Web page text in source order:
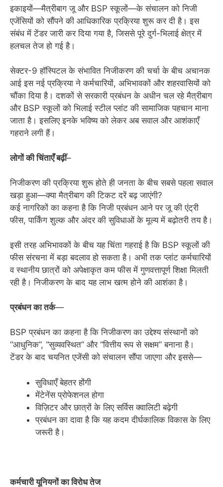
इकाइयों—मैत्रीबाग जू और BSP स्कूलों—के संचालन को निजी
एजेंसियों को सौंपने की आधिकारिक प्रक्रिया शुरू कर दी है। इस
संबंध में टेंडर जारी कर दिया गया है, जिससे पूरे दुर्ग-भिलाई क्षेत्र में
हलचल तेज हो गई है।
सेक्टर-9 हॉस्पिटल के संभावित निजीकरण की चर्चा के बीच अचानक
आई इस नई प्रक्रिया ने कर्मचारियों, अभिभावकों और शहरवासियों को
चौंका दिया है। दशकों से सरकारी प्रबंधन के अधीन चल रहे मैत्रीबाग
और BSP स्कूलों को भिलाई स्टील प्लांट की सामाजिक पहचान माना
जाता है। इसलिए इनके भविष्य को लेकर अब सवाल और आशंकाएँ
गहराने लगी हैं।
लोगों की चिंताएँ बढ़ीं–
निजीकरण की प्रक्रिया शुरू होते ही जनता के बीच सबसे पहला सवाल
खड़ा हुआ—क्या मैत्रीबाग की टिकट दरें बढ़ जाएंगी?
कई नागरिकों का कहना है कि निजी प्रबंधन आने पर जू की एंट्री
फीस, पार्किंग शुल्क और अंदर की सुविधाओं के मूल्य में बढ़ोतरी तय है।
इसी तरह अभिभावकों के बीच यह चिंता गहराई है कि BSP स्कूलों की
फीस संरचना में बड़ा बदलाव हो सकता है। अभी तक प्लांट कर्मचारियों
व स्थानीय छात्रों को अपेक्षाकृत कम फीस में गुणवत्तापूर्ण शिक्षा मिलती
रही है। निजीकरण के बाद यह लाभ खत्म होने की आशंका है।
प्रबंधन का तर्क—
BSP प्रबंधन का कहना है कि निजीकरण का उद्देश्य संस्थानों को
“आधुनिक”, “सुव्यवस्थित” और “वित्तीय रूप से सक्षम” बनाना है।
टेंडर के बाद चयनित एजेंसी को संचालन सौंपा जाएगा और इससे—
सुविधाएँ बेहतर होंगी
मेंटेनेंस प्रोफेशनल होगा
विज़िटर और छात्रों के लिए सर्विस क्वालिटी बढ़ेगी
प्रबंधन का दावा है कि यह कदम दीर्घकालिक विकास के लिए
जरूरी है।
कर्मचारी यूनियनों का विरोध तेज